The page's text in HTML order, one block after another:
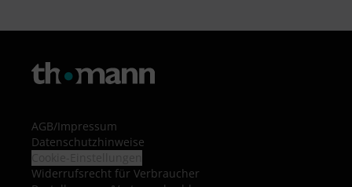
AGB/Impressum
Datenschutzhinweise
Widerrufsrecht für Verbraucher